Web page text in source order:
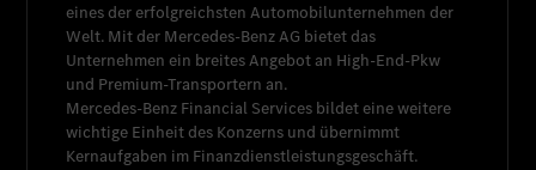
eines der erfolgreichsten Automobilunternehmen der
Welt. Mit der Mercedes-Benz AG bietet das
Unternehmen ein breites Angebot an High-End-Pkw
und Premium-Transportern an.
Mercedes-Benz Financial Services bildet eine weitere
wichtige Einheit des Konzerns und übernimmt
Kernaufgaben im Finanzdienstleistungsgeschäft.